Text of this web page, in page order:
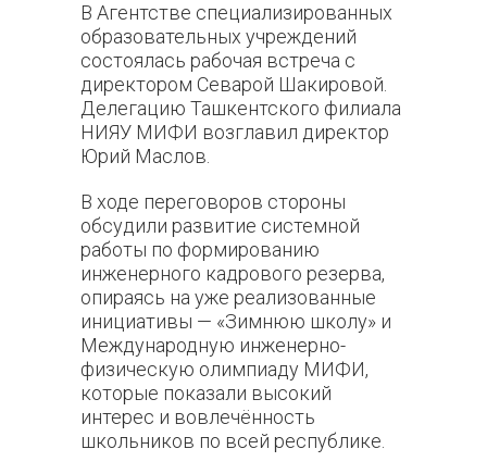
В Агентстве специализированных
образовательных учреждений
состоялась рабочая встреча с
директором Севарой Шакировой.
Делегацию Ташкентского филиала
НИЯУ МИФИ возглавил директор
Юрий Маслов.
В ходе переговоров стороны
обсудили развитие системной
работы по формированию
инженерного кадрового резерва,
опираясь на уже реализованные
инициативы — «Зимнюю школу» и
Международную инженерно-
физическую олимпиаду МИФИ,
которые показали высокий
интерес и вовлечённость
школьников по всей республике.